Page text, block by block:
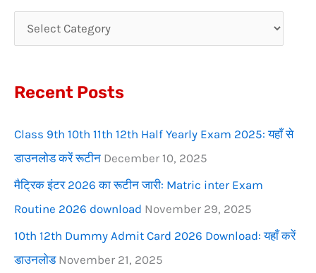
h
o
:
Recent Posts
Class 9th 10th 11th 12th Half Yearly Exam 2025: यहाँ से
डाउनलोड करें रूटीन December 10, 2025
मैट्रिक इंटर 2026 का रूटीन जारी: Matric inter Exam
Routine 2026 download November 29, 2025
10th 12th Dummy Admit Card 2026 Download: यहाँ करें
डाउनलोड November 21, 2025